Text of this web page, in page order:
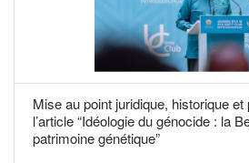
Mise au point juridique, historique
l’article “Idéologie du génocide : la
patrimoine génétique”